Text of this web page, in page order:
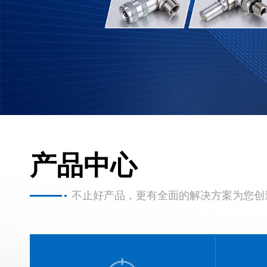
产品中心
不止好产品，更有全面的解决方案为您